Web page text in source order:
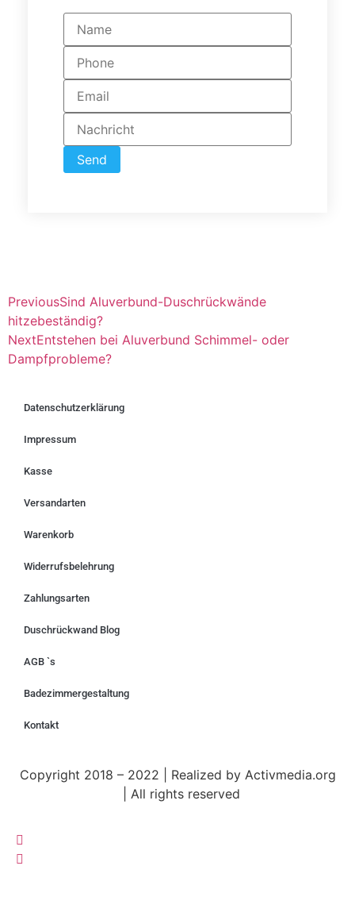
Send
PreviousSind Aluverbund-Duschrückwände
hitzebeständig?
NextEntstehen bei Aluverbund Schimmel- oder
Dampfprobleme?
Datenschutzerklärung
Impressum
Kasse
Versandarten
Warenkorb
Widerrufsbelehrung
Zahlungsarten
Duschrückwand Blog
AGB `s
Badezimmergestaltung
Kontakt
Copyright 2018 – 2022 | Realized by Activmedia.org
All rights reserved